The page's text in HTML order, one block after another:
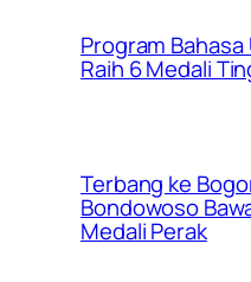
Program Bahasa
Raih 6 Medali
Terbang ke
Bondowoso
Medali Perak